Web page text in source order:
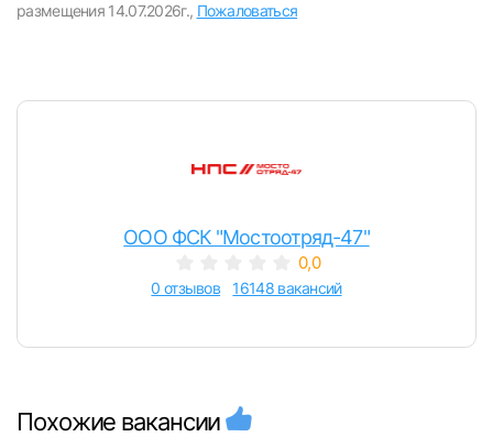
размещения 14.07.2026г., Пожаловаться
ООО ФСК "Мостоотряд-47"
0,0
0 отзывов 16148 вакансий
Похожие вакансии